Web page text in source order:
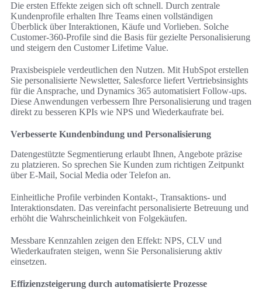
Die ersten Effekte zeigen sich oft schnell. Durch zentrale
Kundenprofile erhalten Ihre Teams einen vollständigen
Überblick über Interaktionen, Käufe und Vorlieben. Solche
Customer-360-Profile sind die Basis für gezielte Personalisierung
und steigern den Customer Lifetime Value.
Praxisbeispiele verdeutlichen den Nutzen. Mit HubSpot erstellen
Sie personalisierte Newsletter, Salesforce liefert Vertriebsinsights
für die Ansprache, und Dynamics 365 automatisiert Follow-ups.
Diese Anwendungen verbessern Ihre Personalisierung und tragen
direkt zu besseren KPIs wie NPS und Wiederkaufrate bei.
Verbesserte Kundenbindung und Personalisierung
Datengestützte Segmentierung erlaubt Ihnen, Angebote präzise
zu platzieren. So sprechen Sie Kunden zum richtigen Zeitpunkt
über E-Mail, Social Media oder Telefon an.
Einheitliche Profile verbinden Kontakt-, Transaktions- und
Interaktionsdaten. Das vereinfacht personalisierte Betreuung und
erhöht die Wahrscheinlichkeit von Folgekäufen.
Messbare Kennzahlen zeigen den Effekt: NPS, CLV und
Wiederkaufraten steigen, wenn Sie Personalisierung aktiv
einsetzen.
Effizienzsteigerung durch automatisierte Prozesse